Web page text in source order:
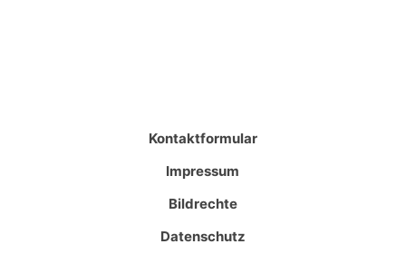
Kontaktformular
Impressum
Bildrechte
Datenschutz